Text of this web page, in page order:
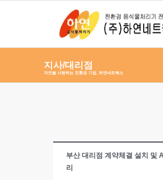
지사/대리점
자연을 사랑하는 친환경 기업, 하연네트웍스
부산 대리점 계약체결 설치 및
리